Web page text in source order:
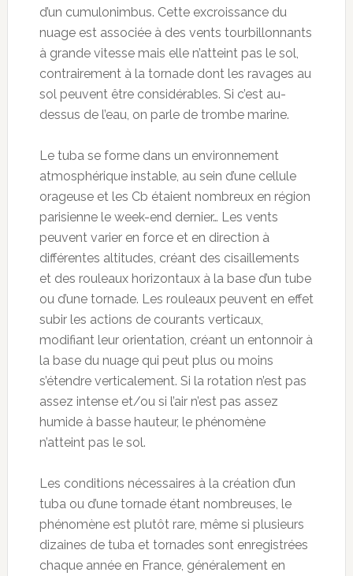
d’un cumulonimbus. Cette excroissance du
nuage est associée à des vents tourbillonnants
à grande vitesse mais elle n’atteint pas le sol,
contrairement à la tornade dont les ravages au
sol peuvent être considérables. Si c’est au-
dessus de l’eau, on parle de trombe marine.
Le tuba se forme dans un environnement
atmosphérique instable, au sein d’une cellule
orageuse et les Cb étaient nombreux en région
parisienne le week-end dernier… Les vents
peuvent varier en force et en direction à
différentes altitudes, créant des cisaillements
et des rouleaux horizontaux à la base d’un tube
ou d’une tornade. Les rouleaux peuvent en effet
subir les actions de courants verticaux,
modifiant leur orientation, créant un entonnoir à
la base du nuage qui peut plus ou moins
s’étendre verticalement. Si la rotation n’est pas
assez intense et/ou si l’air n’est pas assez
humide à basse hauteur, le phénomène
n’atteint pas le sol.
Les conditions nécessaires à la création d’un
tuba ou d’une tornade étant nombreuses, le
phénomène est plutôt rare, même si plusieurs
dizaines de tuba et tornades sont enregistrées
chaque année en France, généralement en